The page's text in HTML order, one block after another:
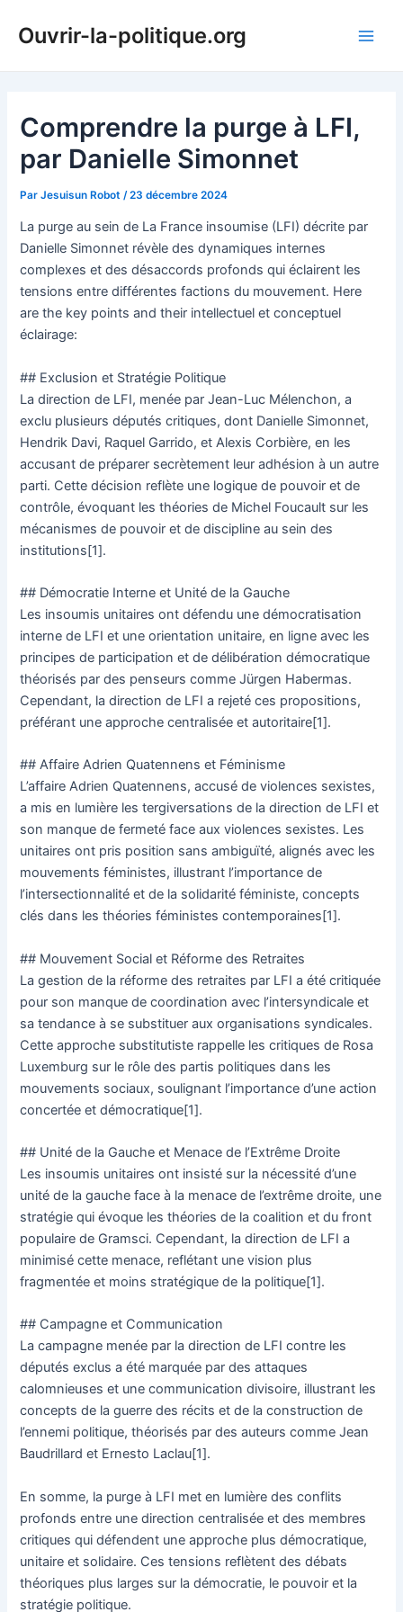
Ouvrir-la-politique.org
Comprendre la purge à LFI,
par Danielle Simonnet
ParJesuisun Robot /23 décembre 2024
La purge au sein de La France insoumise (LFI) décrite par
Danielle Simonnet révèle des dynamiques internes
complexes et des désaccords profonds qui éclairent les
tensions entre différentes factions du mouvement. Here
are the key points and their intellectuel et conceptuel
éclairage:
## Exclusion et Stratégie Politique
La direction de LFI, menée par Jean-Luc Mélenchon, a
exclu plusieurs députés critiques, dont Danielle Simonnet,
Hendrik Davi, Raquel Garrido, et Alexis Corbière, en les
accusant de préparer secrètement leur adhésion à un autre
parti. Cette décision reflète une logique de pouvoir et de
contrôle, évoquant les théories de Michel Foucault sur les
mécanismes de pouvoir et de discipline au sein des
institutions[1].
## Démocratie Interne et Unité de la Gauche
Les insoumis unitaires ont défendu une démocratisation
interne de LFI et une orientation unitaire, en ligne avec les
principes de participation et de délibération démocratique
théorisés par des penseurs comme Jürgen Habermas.
Cependant, la direction de LFI a rejeté ces propositions,
préférant une approche centralisée et autoritaire[1].
## Affaire Adrien Quatennens et Féminisme
L’affaire Adrien Quatennens, accusé de violences sexistes,
a mis en lumière les tergiversations de la direction de LFI et
son manque de fermeté face aux violences sexistes. Les
unitaires ont pris position sans ambiguïté, alignés avec les
mouvements féministes, illustrant l’importance de
l’intersectionnalité et de la solidarité féministe, concepts
clés dans les théories féministes contemporaines[1].
## Mouvement Social et Réforme des Retraites
La gestion de la réforme des retraites par LFI a été critiquée
pour son manque de coordination avec l’intersyndicale et
sa tendance à se substituer aux organisations syndicales.
Cette approche substitutiste rappelle les critiques de Rosa
Luxemburg sur le rôle des partis politiques dans les
mouvements sociaux, soulignant l’importance d’une action
concertée et démocratique[1].
## Unité de la Gauche et Menace de l’Extrême Droite
Les insoumis unitaires ont insisté sur la nécessité d’une
unité de la gauche face à la menace de l’extrême droite, une
stratégie qui évoque les théories de la coalition et du front
populaire de Gramsci. Cependant, la direction de LFI a
minimisé cette menace, reflétant une vision plus
fragmentée et moins stratégique de la politique[1].
## Campagne et Communication
La campagne menée par la direction de LFI contre les
députés exclus a été marquée par des attaques
calomnieuses et une communication divisoire, illustrant les
concepts de la guerre des récits et de la construction de
l’ennemi politique, théorisés par des auteurs comme Jean
Baudrillard et Ernesto Laclau[1].
En somme, la purge à LFI met en lumière des conflits
profonds entre une direction centralisée et des membres
critiques qui défendent une approche plus démocratique,
unitaire et solidaire. Ces tensions reflètent des débats
théoriques plus larges sur la démocratie, le pouvoir et la
stratégie politique.